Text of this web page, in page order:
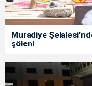
Muradiye
şöleni